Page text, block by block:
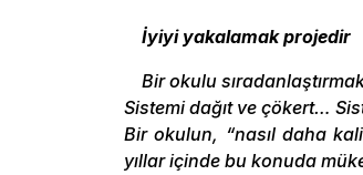
İyiyi yakalamak projedir
Bir okulu
Sistemi dağıt ve çökert…
Bir okulun, “nasıl daha
yıllar içinde bu konuda